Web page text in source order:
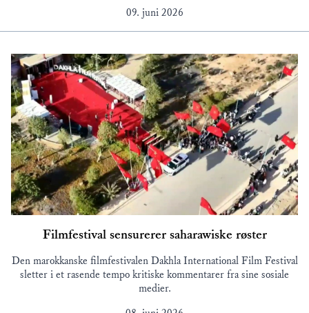
09. juni 2026
Filmfestival sensurerer saharawiske røster
Den marokkanske filmfestivalen Dakhla International Film Festival
sletter i et rasende tempo kritiske kommentarer fra sine sosiale
medier.